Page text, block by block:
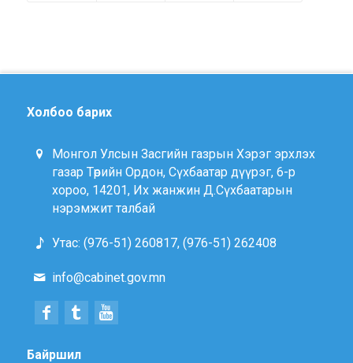
Холбоо барих
Монгол Улсын Засгийн газрын Хэрэг эрхлэх
газар Төрийн Ордон, Сүхбаатар дүүрэг, 6-р
хороо, 14201, Их жанжин Д.Сүхбаатарын
нэрэмжит талбай
Утас: (976-51) 260817, (976-51) 262408
info@cabinet.gov.mn
Байршил